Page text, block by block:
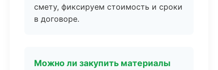
смету, фиксируем стоимость и сроки
в договоре.
Можно ли закупить материалы